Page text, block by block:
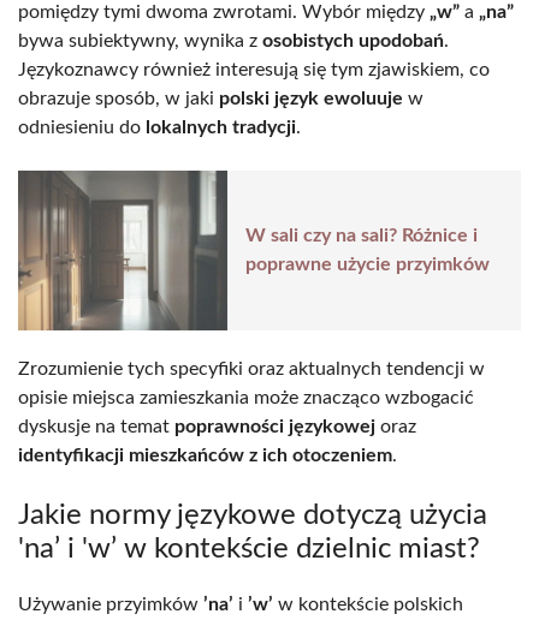
pomiędzy tymi dwoma zwrotami. Wybór między „w” a „na”
bywa subiektywny, wynika z osobistych upodobań.
Językoznawcy również interesują się tym zjawiskiem, co
obrazuje sposób, w jaki polski język ewoluuje w
odniesieniu do lokalnych tradycji.
W sali czy na sali? Różnice i
poprawne użycie przyimków
Zrozumienie tych specyfiki oraz aktualnych tendencji w
opisie miejsca zamieszkania może znacząco wzbogacić
dyskusje na temat poprawności językowej oraz
identyfikacji mieszkańców z ich otoczeniem.
Jakie normy językowe dotyczą użycia
'na’ i 'w’ w kontekście dzielnic miast?
Używanie przyimków ’na’ i ’w’ w kontekście polskich